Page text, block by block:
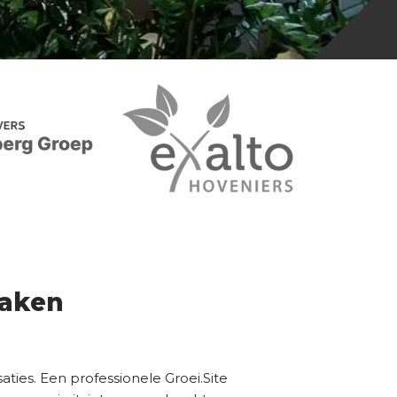
Een professionele Groei.Site